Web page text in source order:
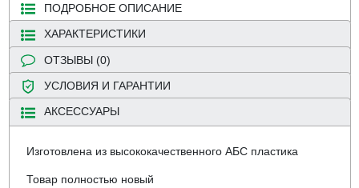
ПОДРОБНОЕ ОПИСАНИЕ
ХАРАКТЕРИСТИКИ
ОТЗЫВЫ (0)
УСЛОВИЯ И ГАРАНТИИ
АКСЕССУАРЫ
Изготовлена из высококачественного АБС пластика
Товар полностью новый